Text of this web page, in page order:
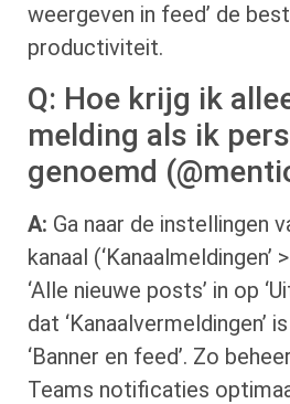
weergeven in feed’ de
productiviteit.
Q: Hoe krijg ik
melding als ik
genoemd
A: Ga naar de instellingen
kanaal (‘Kanaalmeldingen’
‘Alle nieuwe posts’ in op
dat ‘Kanaalvermeldingen’
‘Banner en feed’. Zo
Teams notificaties